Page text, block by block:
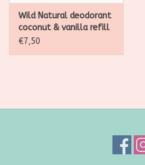
Wild Natural deodorant
coconut & vanilla refill
40g
€7,50